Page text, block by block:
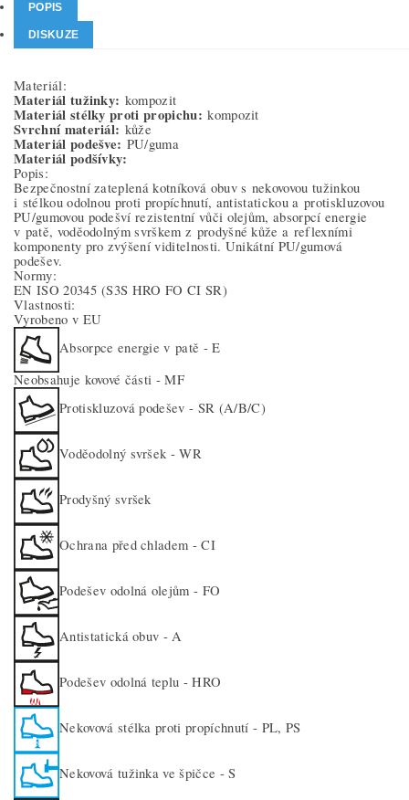
POPIS
DISKUZE
Materiál:
Materiál tužinky: kompozit
Materiál stélky proti propichu: kompozit
Svrchní materiál: kůže
Materiál podešve: PU/guma
Materiál podšívky:
Popis:
Bezpečnostní zateplená kotníková obuv s nekovovou tužinkou
i stélkou odolnou proti propíchnutí, antistatickou a protiskluzovou
PU/gumovou podešví rezistentní vůči olejům, absorpcí energie
v patě, voděodolným svrškem z prodyšné kůže a reflexními
komponenty pro zvýšení viditelnosti. Unikátní PU/gumová
podešev.
Normy:
EN ISO 20345(S3S HRO FO CI SR)
Vlastnosti:
Vyrobeno v EU
Absorpce energie v patě - E
Neobsahuje kovové části - MF
Protiskluzová podešev - SR (A/B/C)
Voděodolný svršek - WR
Prodyšný svršek
Ochrana před chladem - CI
Podešev odolná olejům - FO
Antistatická obuv - A
Podešev odolná teplu - HRO
Nekovová stélka proti propíchnutí - PL, PS
Nekovová tužinka ve špičce - S